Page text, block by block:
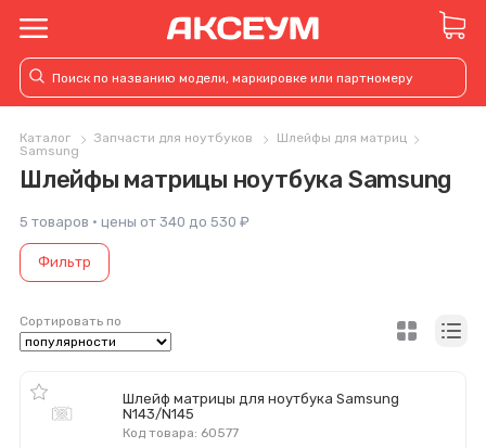
Каталог Запчасти для ноутбуков
Шлейфы для матриц
Samsung
Шлейфы матрицы ноутбука Samsung
5 товаров · цены от 340 до 530 ₽
Фильтр
Сортировать по
Шлейф матрицы для ноутбука Samsung
N143/N145
Код товара: 60577